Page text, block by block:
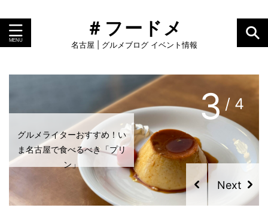
＃フードメ
名古屋 | グルメブログ イベント情報
グルメライターおすすめ！い
ま名古屋で食べるべき「プリ
ン」
3 / 4